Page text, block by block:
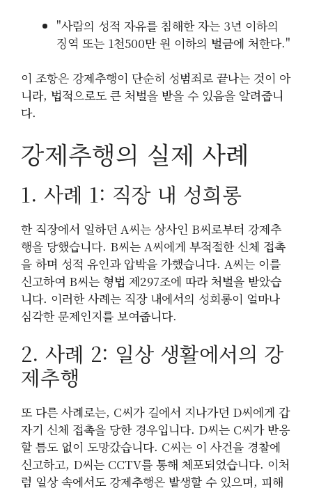
"사람의 성적 자유를 침해한 자는 3년 이하의
징역 또는 1천500만 원 이하의 벌금에 처한다."
이 조항은 강제추행이 단순히 성범죄로 끝나는 것이 아
니라, 법적으로도 큰 처벌을 받을 수 있음을 알려줍니
다.
강제추행의 실제 사례
1. 사례 1: 직장 내 성희롱
한 직장에서 일하던 A씨는 상사인 B씨로부터 강제추
행을 당했습니다. B씨는 A씨에게 부적절한 신체 접촉
을 하며 성적 유인과 압박을 가했습니다. A씨는 이를
신고하여 B씨는 형법 제297조에 따라 처벌을 받았습
니다. 이러한 사례는 직장 내에서의 성희롱이 얼마나
심각한 문제인지를 보여줍니다.
2. 사례 2: 일상 생활에서의 강
제추행
또 다른 사례로는, C씨가 길에서 지나가던 D씨에게 갑
자기 신체 접촉을 당한 경우입니다. D씨는 C씨가 반응
할 틈도 없이 도망갔습니다. C씨는 이 사건을 경찰에
신고하고, D씨는 CCTV를 통해 체포되었습니다. 이처
럼 일상 속에서도 강제추행은 발생할 수 있으며, 피해